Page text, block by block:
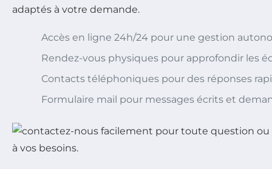
adaptés à votre demande.
Accès en ligne 24h/24 pour une gestion
Rendez-vous physiques pour approfondir les
Contacts téléphoniques pour des réponses
Formulaire mail pour messages écrits et